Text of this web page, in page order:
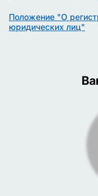
Положение "О
юридических лиц"